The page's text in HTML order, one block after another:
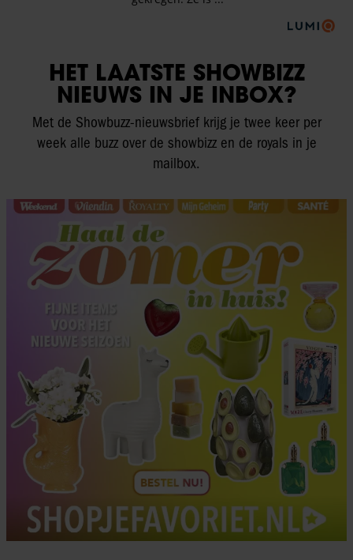
HET LAATSTE SHOWBIZZ
NIEUWS IN JE INBOX?
Met de Showbuzz-nieuwsbrief krijg je twee keer per
week alle buzz over de showbizz en de royals in je
mailbox.